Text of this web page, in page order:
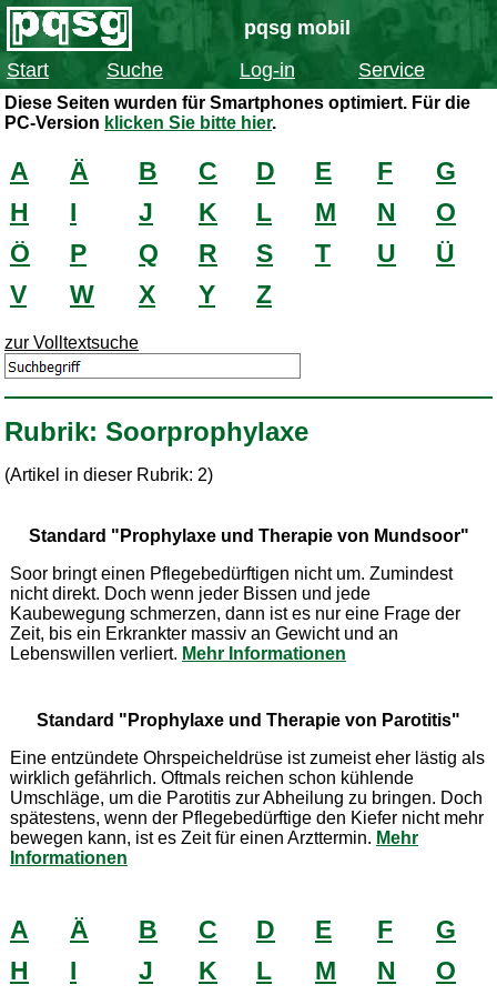
pqsg mobil
Start
Suche Log-in Service
Diese Seiten wurden für Smartphones optimiert. Für die
PC-Version klicken Sie bitte hier.
A Ä B C D E F
G
H
I J K L M N
O
Ö
P Q R S T U
Ü
V
W X Y Z
zur Volltextsuche
Rubrik: Soorprophylaxe
(Artikel in dieser Rubrik: 2)
Standard "Prophylaxe und Therapie von Mundsoor"
Soor bringt einen Pflegebedürftigen nicht um. Zumindest
nicht direkt. Doch wenn jeder Bissen und jede
Kaubewegung schmerzen, dann ist es nur eine Frage der
Zeit, bis ein Erkrankter massiv an Gewicht und an
Lebenswillen verliert. Mehr Informationen
Standard "Prophylaxe und Therapie von Parotitis"
Eine entzündete Ohrspeicheldrüse ist zumeist eher lästig als
wirklich gefährlich. Oftmals reichen schon kühlende
Umschläge, um die Parotitis zur Abheilung zu bringen. Doch
spätestens, wenn der Pflegebedürftige den Kiefer nicht mehr
bewegen kann, ist es Zeit für einen Arzttermin. Mehr
Informationen
A Ä B C D E F
G
H
I J K L M N O